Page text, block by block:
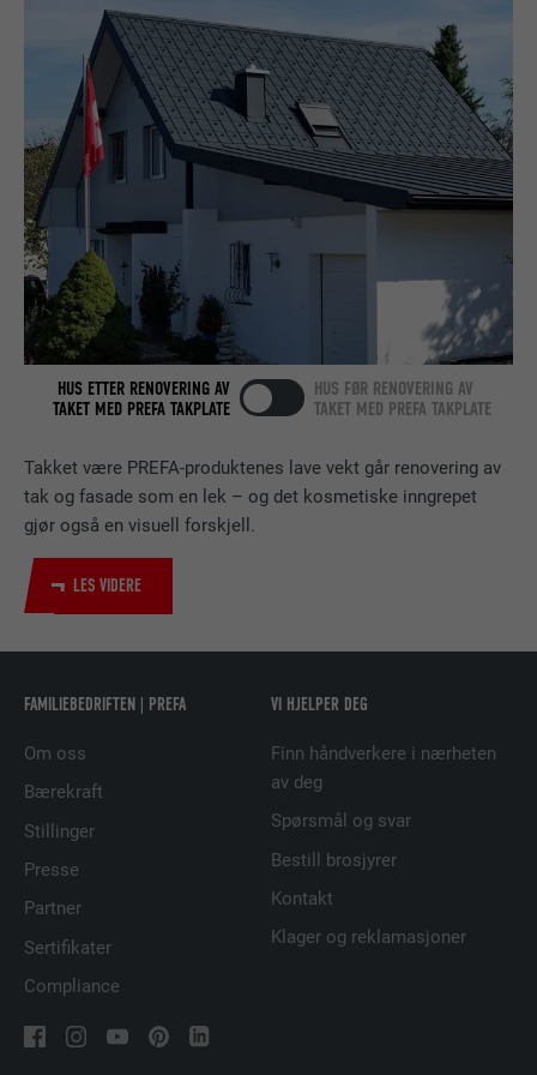
Takket være PREFA-produktenes lave vekt går renovering av
tak og fasade som en lek – og det kosmetiske inngrepet
gjør også en visuell forskjell.
LES VIDERE
HUS ETTER RENOVERING AV
TAKET MED PREFA TAKPLATE
HUS FØR RENOVERING AV
TAKET MED PREFA TAKPLATE
FAMILIEBEDRIFTEN | PREFA
Om oss
Bærekraft
Stillinger
Presse
Partner
Sertifikater
Compliance
VI HJELPER DEG
Finn håndverkere i nærheten
av deg
Spørsmål og svar
Bestill brosjyrer
Kontakt
Klager og reklamasjoner
FORMÅL
Brukes for å teste om nettleseren tillater
bruk av informasjonskapsler. Har ingen
identifikasjonsegenskaper.
TILBYDER LinkedIn
FORLØP Økt
FORMÅL
Lagt inn av LinkedIn når et nettsted
inneholder et innebygd «Følg oss»-vindu.
NAVN bcookie
TILBYDER LinkedIn
FORLØP 2 år
følge bruken av innebygde tjenester.
NAVN bscookie
TILBYDER
FORLØP 2 år
FORMÅL
Bruk av SoMe-tjenesten LinkedIn for å
UserMatchHistory
TILBYDER
FORLØP
FORMÅL
informasjonskapslene i denne nettleseren